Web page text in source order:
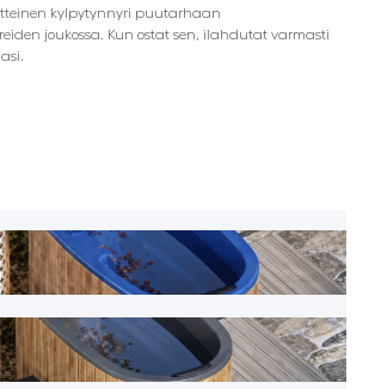
kylpytynnyri puutarhaan
joukossa. Kun ostat sen, ilahdutat varmasti